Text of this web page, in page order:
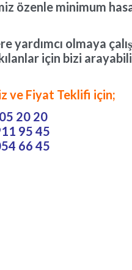
özenle minimum
yardımcı olmaya
için bizi
ve Fiyat Teklifi için;
20 20
95 45
66 45